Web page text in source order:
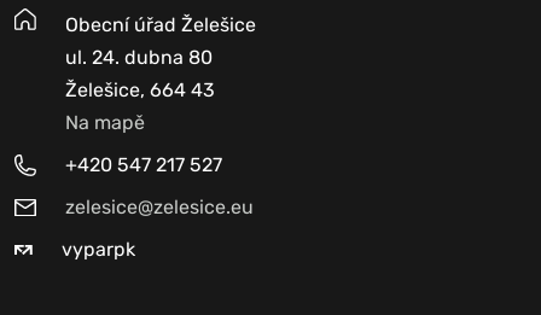
Obecní úřad Želešice
ul. 24. dubna 80
Želešice, 664 43
Na mapě
+420 547 217 527
zelesice@zelesice.eu
vyparpk